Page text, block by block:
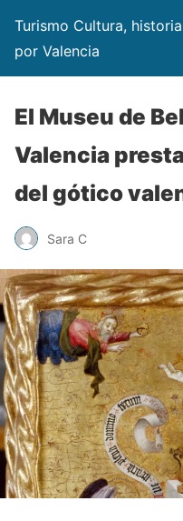
Turismo Cultura,
por Valencia
El Museu de
Valencia
del gótico
Sara C